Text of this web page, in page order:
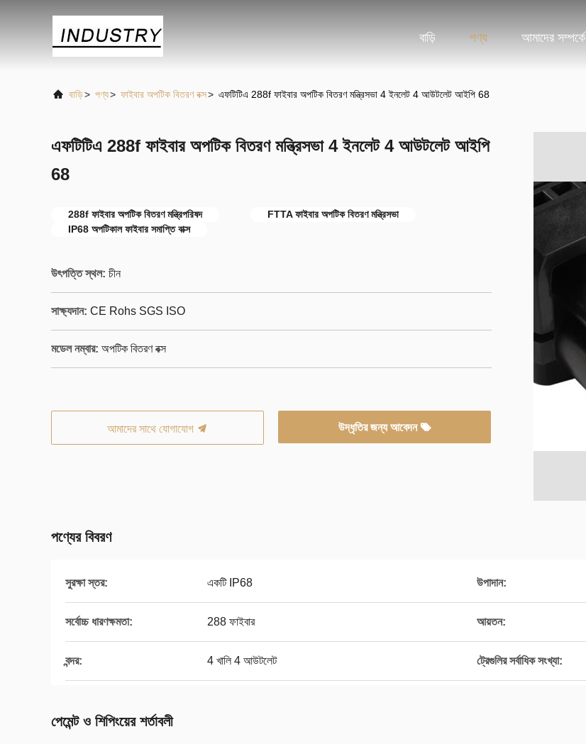
বাড়ি পণ্য আমাদের সম্পর্কে
বাড়ি> পণ্য> ফাইবার অপটিক বিতরণ বক্স> এফটিটিএ 288f ফাইবার অপটিক বিতরণ মন্ত্রিসভা 4 ইনলেট 4 আউটলেট আইপি 68
এফটিটিএ 288f ফাইবার অপটিক বিতরণ মন্ত্রিসভা 4 ইনলেট 4 আউটলেট আইপি
68
288f ফাইবার অপটিক বিতরণ মন্ত্রিপরিষদ
FTTA ফাইবার অপটিক বিতরণ মন্ত্রিসভা
IP68 অপটিকাল ফাইবার সমাপ্তি বাক্স
উৎপত্তি স্থল: চীন
সাক্ষ্যদান: CE Rohs SGS ISO
মডেল নম্বার: অপটিক বিতরণ বক্স
আমাদের সাথে যোগাযোগ উদ্ধৃতির জন্য আবেদন
পণ্যের বিবরণ
সুরক্ষা স্তর: একটি IP68 উপাদান:
সর্বোচ্চ ধারণক্ষমতা: 288 ফাইবার আয়তন:
বন্দর: 4 খালি 4 আউটলেট ট্রেগুলির সর্বাধিক সংখ্যা:
পেমেন্ট ও শিপিংয়ের শর্তাবলী